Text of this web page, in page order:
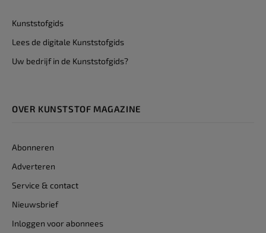
Kunststofgids
Lees de digitale Kunststofgids
Uw bedrijf in de Kunststofgids?
OVER KUNSTSTOF MAGAZINE
Abonneren
Adverteren
Service & contact
Nieuwsbrief
Inloggen voor abonnees